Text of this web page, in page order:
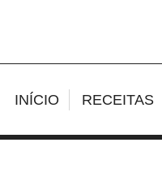
INÍCIO RECEITAS